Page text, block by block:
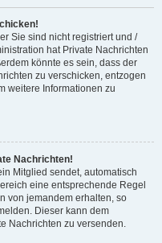
Sie sind nicht registriert und /
hat Private Nachrichten
könnte es sein, dass der
zu verschicken, entzogen
weitere Informationen zu
Nachrichten!
Mitglied sendet, automatisch
eine entsprechende Regel
von jemandem erhalten, so
Dieser kann dem
Nachrichten zu versenden.